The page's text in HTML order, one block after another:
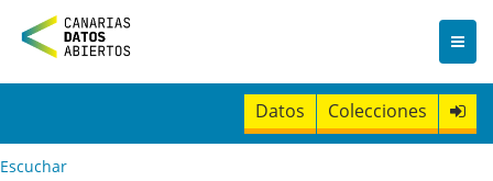
n
t
Datos Colecciones
Escuchar